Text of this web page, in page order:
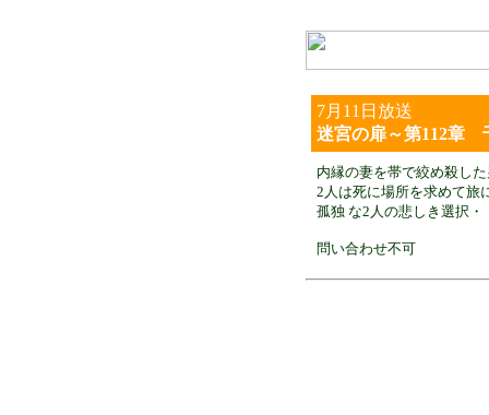
7月11日放送
迷宮の扉～第112章
内縁の妻を帯で絞め殺し
2人は死に場所を求めて旅
孤独 な2人の悲しき選択・
問い合わせ不可